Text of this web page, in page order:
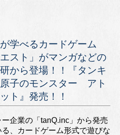
学べるカードゲーム
スト」がマンガなどの
から登場！！『タンキ
子のモンスター アト
ト』発売！！
企業の「tanQ.inc」から発売
る、カードゲーム形式で遊びな